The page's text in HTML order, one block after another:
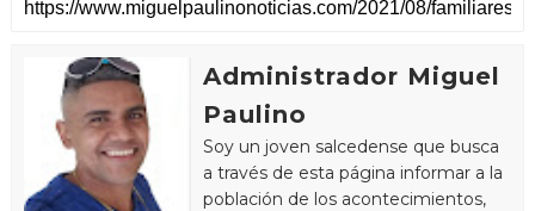
Administrador Miguel
Paulino
Soy un joven salcedense que busca
a través de esta página informar a la
población de los acontecimientos,